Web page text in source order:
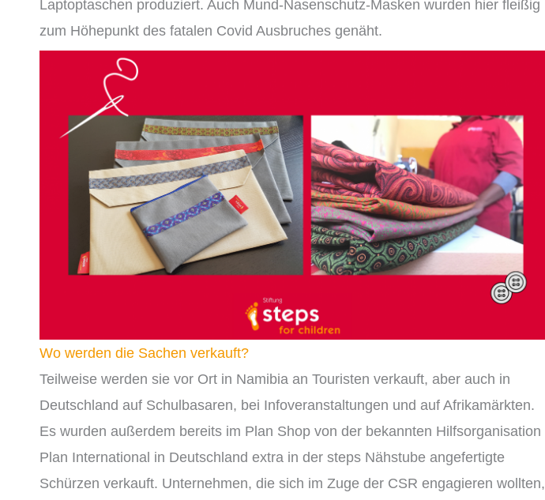
Laptoptaschen produziert. Auch Mund-Nasenschutz-Masken wurden hier fleißig
zum Höhepunkt des fatalen Covid Ausbruches genäht.
Wo werden die Sachen verkauft?
Teilweise werden sie vor Ort in Namibia an Touristen verkauft, aber auch in
Deutschland auf Schulbasaren, bei Infoveranstaltungen und auf Afrikamärkten.
Es wurden außerdem bereits im Plan Shop von der bekannten Hilfsorganisation
Plan International in Deutschland extra in der steps Nähstube angefertigte
Schürzen verkauft. Unternehmen, die sich im Zuge der CSR engagieren wollten,